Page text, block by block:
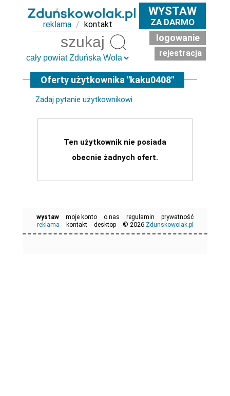
reklama / kontakt
WYSTAW
ZA DARMO
logowanie
rejestracja
Oferty użytkownika "kaku0408"
Zadaj pytanie użytkownikowi
Ten użytkownik nie posiada
obecnie żadnych ofert.
wystaw moje konto o nas regulamin
prywatność
reklama
kontakt desktop © 2026 Zdunskowolak.pl